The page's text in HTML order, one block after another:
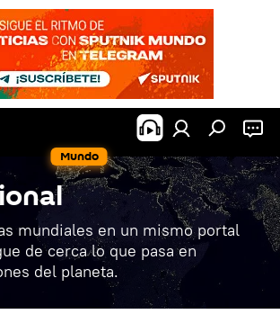
Mundo
mundiales en un mismo portal
de cerca lo que pasa en
del planeta.